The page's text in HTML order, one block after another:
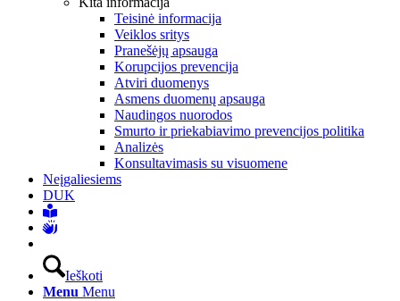
Teisinė informacija
Veiklos sritys
Pranešėjų apsauga
Korupcijos prevencija
Atviri duomenys
Asmens duomenų apsauga
Naudingos nuorodos
Smurto ir priekabiavimo prevencijos politika
Analizės
Konsultavimasis su visuomene
Neįgaliesiems
DUK
Ieškoti
Menu Menu